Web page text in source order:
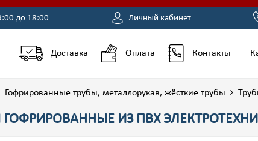
до 18:00 Личный кабинет
Доставка Оплата Контакты
Гофрированные трубы, металлорукав, жёсткие трубы
ГОФРИРОВАННЫЕ ИЗ ПВХ